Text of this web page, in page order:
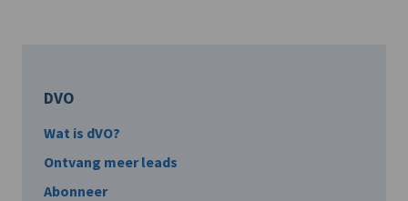
DVO
Wat is dVO?
Ontvang meer leads
Abonneer